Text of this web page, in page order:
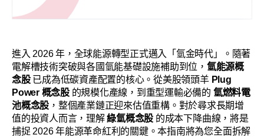
進入 2026 年，全球能源轉型正式邁入「氫金時代」。隨著
電解槽技術突破與各國氫能基礎設施補助到位， 氫能源概
念股已成為低碳資產配置的核心。從美股領頭羊 Plug
Power 概念股的規模化產線，到重型運輸必備的 氫燃料電
池概念股 ，整個產業鏈正迎來估值重構。對於尋求長期增
值的投資人而言，理解綠氫概念股 的成本下降曲線，將是
捕捉 2026 年能源革命紅利的關鍵。本指南將為您全面拆解